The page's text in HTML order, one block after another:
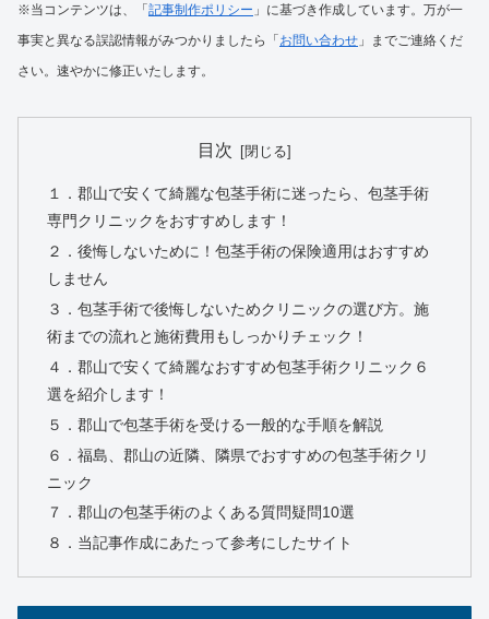
※当コンテンツは、「記事制作ポリシー 」に基づき作成しています。万が一
事実と異なる誤認情報がみつかりましたら「お問い合わせ 」までご連絡くだ
さい。速やかに修正いたします。
目次
１．郡山で安くて綺麗な包茎手術に迷ったら、包茎手術
専門クリニックをおすすめします！
２．後悔しないために！包茎手術の保険適用はおすすめ
しません
３．包茎手術で後悔しないためクリニックの選び方。施
術までの流れと施術費用もしっかりチェック！
４．郡山で安くて綺麗なおすすめ包茎手術クリニック６
選を紹介します！
５．郡山で包茎手術を受ける一般的な手順を解説
６．福島、郡山の近隣、隣県でおすすめの包茎手術クリ
ニック
７．郡山の包茎手術のよくある質問疑問10選
８．当記事作成にあたって参考にしたサイト